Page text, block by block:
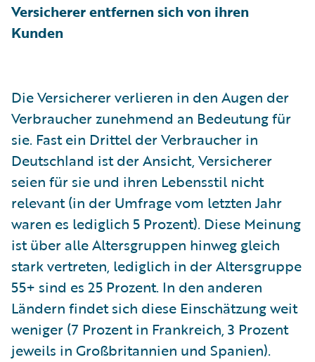
Versicherer entfernen sich von ihren
Kunden
Die Versicherer verlieren in den Augen der
Verbraucher zunehmend an Bedeutung für
sie. Fast ein Drittel der Verbraucher in
Deutschland ist der Ansicht, Versicherer
seien für sie und ihren Lebensstil nicht
relevant (in der Umfrage vom letzten Jahr
waren es lediglich 5 Prozent). Diese Meinung
ist über alle Altersgruppen hinweg gleich
stark vertreten, lediglich in der Altersgruppe
55+ sind es 25 Prozent. In den anderen
Ländern findet sich diese Einschätzung weit
weniger (7 Prozent in Frankreich, 3 Prozent
jeweils in Großbritannien und Spanien).